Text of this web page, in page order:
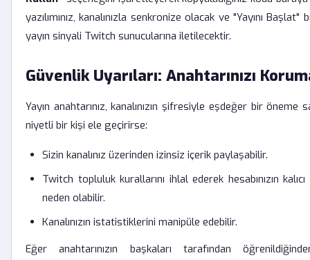
yazılımınız, kanalınızla senkronize olacak ve "Yayını Başlat"
yayın sinyali Twitch sunucularına iletilecektir.
Güvenlik Uyarıları: Anahtarınızı
Yayın anahtarınız, kanalınızın şifresiyle eşdeğer bir
niyetli bir kişi ele geçirirse:
Sizin kanalınız üzerinden izinsiz içerik paylaşabilir.
Twitch topluluk kurallarını ihlal ederek hesabınızın
neden olabilir.
Kanalınızın istatistiklerini manipüle edebilir.
Eğer anahtarınızın başkaları tarafından